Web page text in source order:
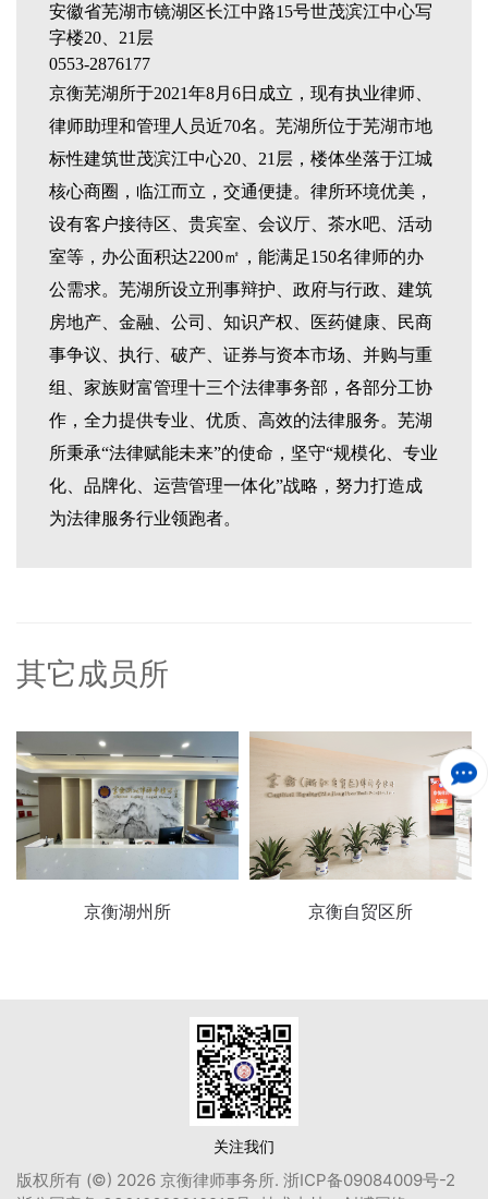
安徽省芜湖市镜湖区长江中路15号世茂滨江中心写
字楼20、21层
0553-2876177
京衡芜湖所于2021年8月6日成立，现有执业律师、
律师助理和管理人员近70名。芜湖所位于芜湖市地
标性建筑世茂滨江中心20、21层，楼体坐落于江城
核心商圈，临江而立，交通便捷。律所环境优美，
设有客户接待区、贵宾室、会议厅、茶水吧、活动
室等，办公面积达2200㎡，能满足150名律师的办
公需求。芜湖所设立刑事辩护、政府与行政、建筑
房地产、金融、公司、知识产权、医药健康、民商
事争议、执行、破产、证券与资本市场、并购与重
组、家族财富管理十三个法律事务部，各部分工协
作，全力提供专业、优质、高效的法律服务。芜湖
所秉承“法律赋能未来”的使命，坚守“规模化、专业
化、品牌化、运营管理一体化”战略，努力打造成
为法律服务行业领跑者。
其它成员所
京衡湖州所 京衡自贸区所
关注我们
版权所有 (©) 2026 京衡律师事务所. 浙ICP备09084009号-2